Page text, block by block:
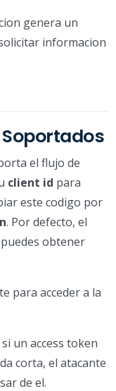
genera un
informacion
el flujo de
client id para
este codigo por
. Por defecto, el
obtener
para acceder a la
un access token
corta, el atacante
de el.